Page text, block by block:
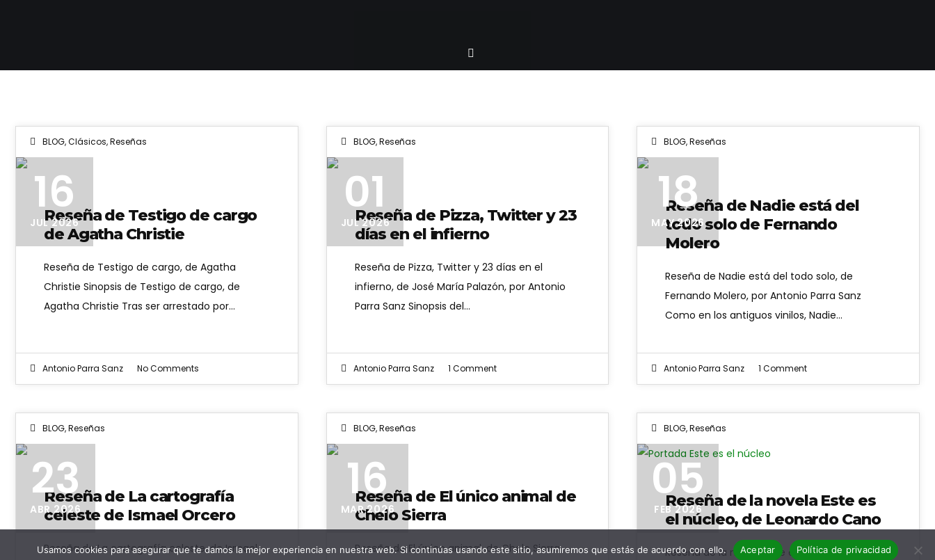
BLOG,Clásicos,Reseñas
16
JUL 2026
Reseña de Testigo de cargo
de Agatha Christie
Reseña de Testigo de cargo, de Agatha
Christie Sinopsis de Testigo de cargo, de
Agatha Christie Tras ser arrestado por…
Antonio Parra Sanz No Comments
BLOG,Reseñas
01
JUL 2026
Reseña de Pizza, Twitter y 23
días en el infierno
Reseña de Pizza, Twitter y 23 días en el
infierno, de José María Palazón, por Antonio
Parra Sanz Sinopsis del…
Antonio Parra Sanz 1 Comment
BLOG,Reseñas
18
MAY 2026
Reseña de Nadie está del
todo solo de Fernando
Molero
Reseña de Nadie está del todo solo, de
Fernando Molero, por Antonio Parra Sanz
Como en los antiguos vinilos, Nadie…
Antonio Parra Sanz 1 Comment
BLOG,Reseñas
23
ABR 2026
Reseña de La cartografía
celeste de Ismael Orcero
Reseña de La cartografía celeste, de Ismael
BLOG,Reseñas
16
MAR 2026
Reseña de El único animal de
Chelo Sierra
Reseña de El único animal, de Chelo Sierra
BLOG,Reseñas
05
FEB 2026
Reseña de la novela Este es
el núcleo, de Leonardo Cano
Reseña de la novela Este es el núcleo Sinopsis
Usamos cookies para asegurar que te damos la mejor experiencia en nuestra web. Si continúas usando este sitio, asumiremos que estás de acuerdo con ello. Aceptar Política de privacidad